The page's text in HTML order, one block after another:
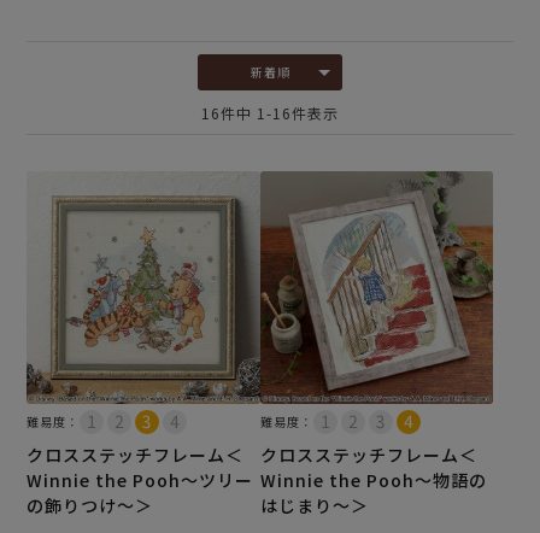
新着順
16件中 1 -16件表示
難易度：
クロスステッチフレーム＜
Winnie the Pooh～ツリー
の飾りつけ～＞
難易度：
クロスステッチフレーム＜
Winnie the Pooh～物語の
はじまり～＞